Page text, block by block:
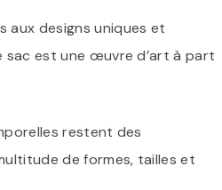
aux designs uniques et
sac est une œuvre d’art à part
restent des
de formes, tailles et